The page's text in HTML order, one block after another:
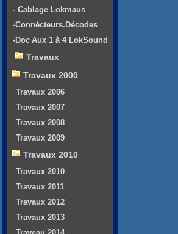
- Cablage Lokmaus
-Connécteurs.Décodes
-Doc Aux 1 à 4 LokSound
Travaux
Travaux 2000
Travaux 2006
Travaux 2007
Travaux 2008
Travaux 2009
Travaux 2010
Travaux 2010
Travaux 2011
Travaux 2012
Travaux 2013